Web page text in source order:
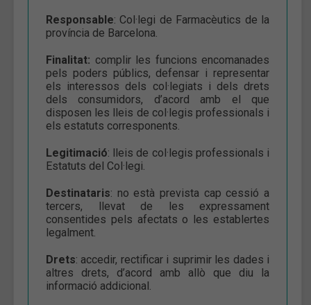
Responsable: Col·legi de Farmacèutics de la
província de Barcelona.
Finalitat: complir les funcions encomanades
pels poders públics, defensar i representar
els interessos dels col·legiats i dels drets
dels consumidors, d’acord amb el que
disposen les lleis de col·legis professionals i
els estatuts corresponents.
Legitimació: lleis de col·legis professionals i
Estatuts del Col·legi.
Destinataris: no està prevista cap cessió a
tercers, llevat de les expressament
consentides pels afectats o les establertes
legalment.
Drets: accedir, rectificar i suprimir les dades i
altres drets, d’acord amb allò que diu la
informació addicional.